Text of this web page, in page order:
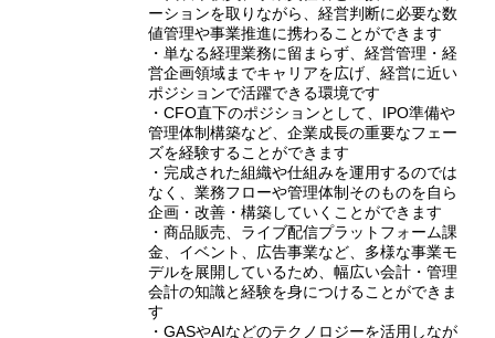
ーションを取りながら、経営判断に必要な数
値管理や事業推進に携わることができます
・単なる経理業務に留まらず、経営管理・経
営企画領域までキャリアを広げ、経営に近い
ポジションで活躍できる環境です
・CFO直下のポジションとして、IPO準備や
管理体制構築など、企業成長の重要なフェー
ズを経験することができます
・完成された組織や仕組みを運用するのでは
なく、業務フローや管理体制そのものを自ら
企画・改善・構築していくことができます
・商品販売、ライブ配信プラットフォーム課
金、イベント、広告事業など、多様な事業モ
デルを展開しているため、幅広い会計・管理
会計の知識と経験を身につけることができま
す
・GASやAIなどのテクノロジーを活用しなが